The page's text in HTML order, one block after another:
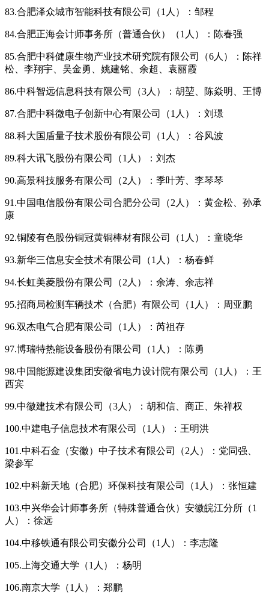
83.合肥泽众城市智能科技有限公司（1人）：邹程
84.合肥正海会计师事务所（普通合伙）（1人）：陈春强
85.合肥中科健康生物产业技术研究院有限公司（6人）：陈祥
松、李翔宇、吴金勇、姚建铭、余超、袁丽霞
86.中科智远信息科技有限公司（3人）：胡堃、陈焱明、王博
87.合肥中科微电子创新中心有限公司（1人）：刘璟
88.科大国盾量子技术股份有限公司（1人）：谷风波
89.科大讯飞股份有限公司（1人）：刘杰
90.高景科技服务有限公司（2人）：季叶芳、李琴琴
91.中国电信股份有限公司合肥分公司（2人）：黄金松、孙承
康
92.铜陵有色股份铜冠黄铜棒材有限公司（1人）：童晓华
93.新华三信息安全技术有限公司（1人）：杨春鲜
94.长虹美菱股份有限公司（2人）：余涛、余志祥
95.招商局检测车辆技术（合肥）有限公司（1人）：周亚鹏
96.双杰电气合肥有限公司（1人）：芮祖存
97.博瑞特热能设备股份有限公司（1人）：陈勇
98.中国能源建设集团安徽省电力设计院有限公司（1人）：王
西宾
99.中徽建技术有限公司（3人）：胡和信、商正、朱祥权
100.中建电子信息技术有限公司（1人）：王明洪
101.中科石金（安徽）中子技术有限公司（2人）：党同强、
梁参军
102.中科新天地（合肥）环保科技有限公司（1人）：张恒建
103.中兴华会计师事务所（特殊普通合伙）安徽皖江分所（1
人）：徐远
104.中移铁通有限公司安徽分公司（1人）：李志隆
105.上海交通大学（1人）：杨明
106.南京大学（1人）：郑鹏